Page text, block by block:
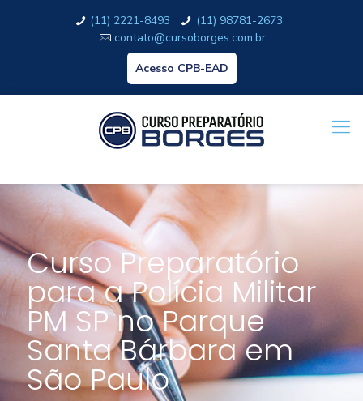
(11) 2221-8493
(11) 98781-2673
contato@cursoborges.com.br
Acesso CPB-EAD
Curso Preparatório
para a Polícia Militar
PM SP no Parque
Santa Bárbara em
São Paulo